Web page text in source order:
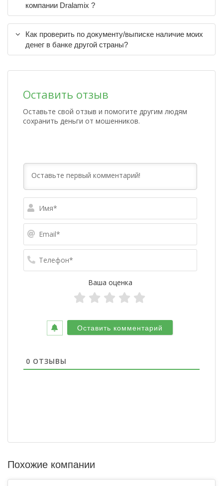
компании Dralamix ?
Как проверить по документу/выписке наличие моих
денег в банке другой страны?
Оставить отзыв
Оставьте свой отзыв и помогите другим людям
сохранить деньги от мошенников.
Ваша оценка
0 ОТЗЫВЫ
Похожие компании